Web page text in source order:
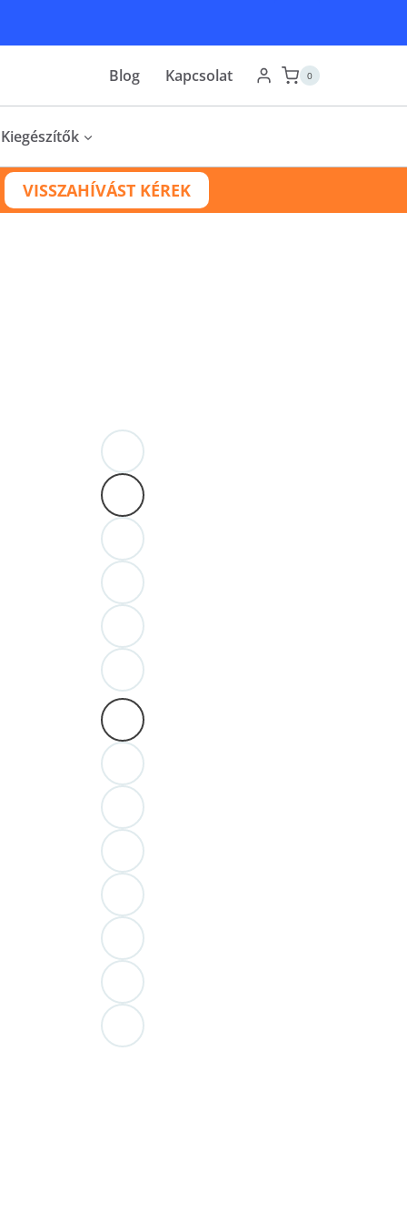
Blog Kapcsolat 0
Kiegészítők
VISSZAHÍVÁST KÉREK